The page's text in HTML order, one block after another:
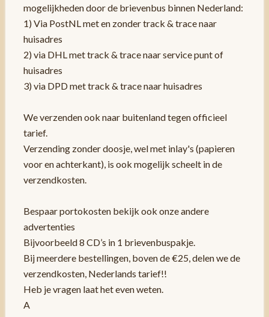
mogelijkheden door de brievenbus binnen Nederland:
1) Via PostNL met en zonder track & trace naar
huisadres
2) via DHL met track & trace naar service punt of
huisadres
3) via DPD met track & trace naar huisadres
We verzenden ook naar buitenland tegen officieel
tarief.
Verzending zonder doosje, wel met inlay's (papieren
voor en achterkant), is ook mogelijk scheelt in de
verzendkosten.
Bespaar portokosten bekijk ook onze andere
advertenties
Bijvoorbeeld 8 CD’s in 1 brievenbuspakje.
Bij meerdere bestellingen, boven de €25, delen we de
verzendkosten, Nederlands tarief!!
Heb je vragen laat het even weten.
A